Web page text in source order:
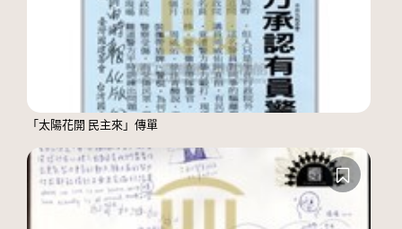
「太陽花開 民主來」傳單